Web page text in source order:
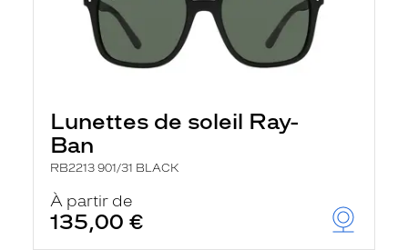
Lunettes de soleil Ray-
Ban
RB2213 901/31 BLACK
À partir de
135,00 €